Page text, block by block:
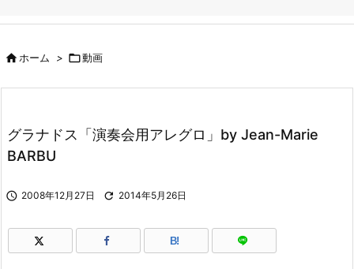
ホーム > 動画
グラナドス「演奏会用アレグロ」by Jean-Marie
BARBU
 2008年12月27日  2014年5月26日
B!